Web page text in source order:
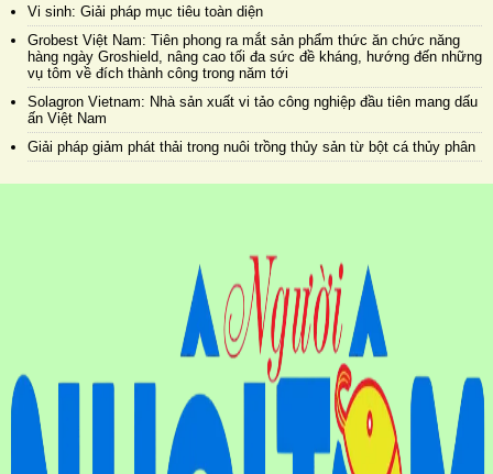
Vi sinh: Giải pháp mục tiêu toàn diện
Grobest Việt Nam: Tiên phong ra mắt sản phẩm thức ăn chức năng
hàng ngày Groshield, nâng cao tối đa sức đề kháng, hướng đến những
vụ tôm về đích thành công trong năm tới
Solagron Vietnam: Nhà sản xuất vi tảo công nghiệp đầu tiên mang dấu
ấn Việt Nam
Giải pháp giảm phát thải trong nuôi trồng thủy sản từ bột cá thủy phân